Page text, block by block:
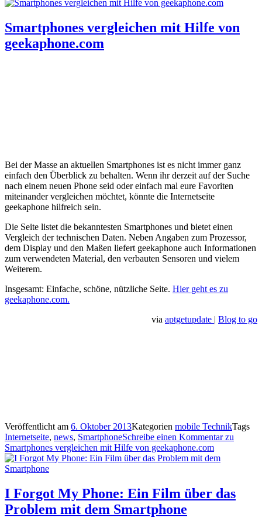
Smartphones vergleichen mit Hilfe von
geekaphone.com
Bei der Masse an aktuellen Smartphones ist es nicht immer ganz
einfach den Überblick zu behalten. Wenn ihr derzeit auf der Suche
nach einem neuen Phone seid oder einfach mal eure Favoriten
miteinander vergleichen möchtet, könnte die Internetseite
geekaphone hilfreich sein.
Die Seite listet die bekanntesten Smartphones und bietet einen
Vergleich der technischen Daten. Neben Angaben zum Prozessor,
dem Display und den Maßen liefert geekaphone auch Informationen
zum verwendeten Material, den verbauten Sensoren und vielem
Weiterem.
Insgesamt: Einfache, schöne, nützliche Seite. Hier geht es zu
geekaphone.com.
via aptgetupdate | Blog to go
Veröffentlicht am 6. Oktober 2013Kategorien mobile TechnikTags
Internetseite, news, SmartphoneSchreibe einen Kommentarzu
Smartphones vergleichen mit Hilfe von geekaphone.com
I Forgot My Phone: Ein Film über das
Problem mit dem Smartphone